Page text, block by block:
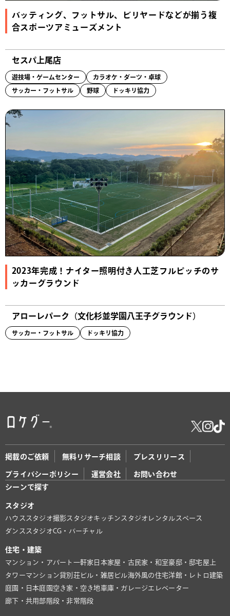
バッティング、フットサル、ビリヤードなどが揃う複
合スポーツアミューズメント
セスパ上尾店
遊技場・ゲームセンター カラオケ・ダーツ・卓球
サッカー・フットサル 野球 ドッキリ協力
2023年完成！ナイター照明付き人工芝フルピッチのサ
ッカーグラウンド
アローレパーク（文化杉並学園八王子グラウンド）
サッカー・フットサル ドッキリ協力
掲載のご依頼 無料リサーチ相談 プレスリリース
プライバシーポリシー 運営会社
お問い合わせ
シーンで探す
スタジオ
ハウススタジオ撮影スタジオキッチンスタジオ レンタルスペース
ダンススタジオCG・バーチャル
住宅・建築
マンション・アパート 一軒家 日本家屋・古民家・和室豪邸・邸宅屋上
タワーマンション貸別荘ビル・雑居ビル海外風の住宅洋館・レトロ建築
庭園・日本庭園 空き家・空き地 車庫・ガレージ エレベーター
廊下・共用部階段・非常階段